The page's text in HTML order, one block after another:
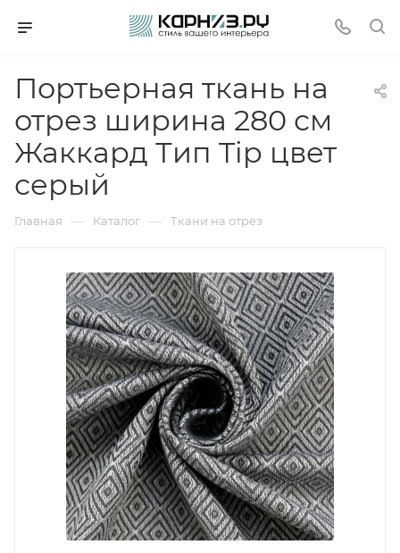
Портьерная ткань на
отрез ширина 280 см
Жаккард Тип Tip цвет
серый
Главная — Каталог — Ткани на отрез